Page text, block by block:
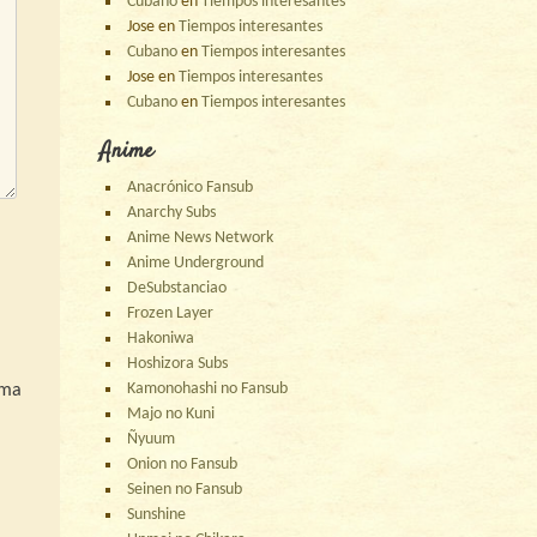
Jose enTiempos interesantes
Cubano enTiempos interesantes
Jose enTiempos interesantes
Cubano enTiempos interesantes
Anime
Anacrónico Fansub
Anarchy Subs
Anime News Network
Anime Underground
DeSubstanciao
Frozen Layer
Hakoniwa
Hoshizora Subs
Kamonohashi no Fansub
Majo no Kuni
Ñyuum
Onion no Fansub
Seinen no Fansub
Sunshine